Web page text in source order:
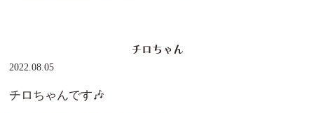
チロちゃん
2022.08.05
チロちゃんです🎶